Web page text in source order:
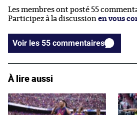
Les membres ont posté 55
Participez à la discussion en vous
Voir les 55 commentaires
À lire aussi